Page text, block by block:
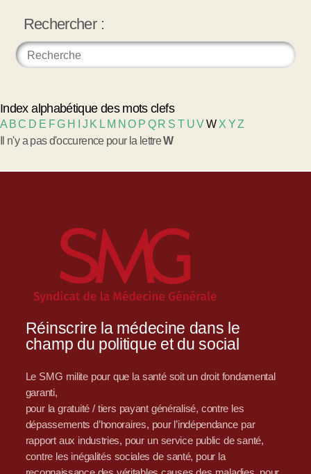
Rechercher :
Index alphabétique des mots clefs
A BC D E FG H J K L M NO P Q R S T UVW X YZ
Il n'y a pas d'occurence pour la lettreW
Réinscrire la médecine dans le
champ du politique et du social
Le SMG milite pour que la santé soit un droit fondamental
garanti,
pour la gratuité / tiers payant généralisé, contre les
dépassements d’honoraires, pour l’indépendance par
rapport aux industries, pour un service public de santé,
contre les inégalités sociales de santé, pour la